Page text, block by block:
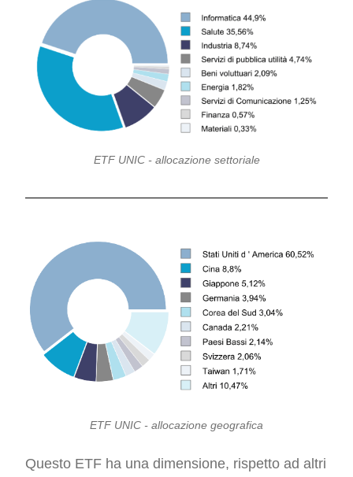
ETF UNIC - allocazione settoriale
ETF UNIC - allocazione geografica
Questo ETF ha una dimensione, rispetto ad altri